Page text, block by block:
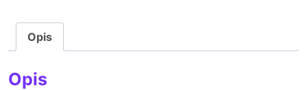
Opis
Opis